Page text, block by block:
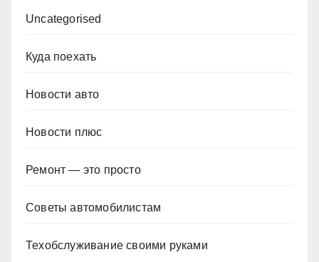
Uncategorised
Куда поехать
Новости авто
Новости плюс
Ремонт — это просто
Советы автомобилистам
Техобслуживание своими руками